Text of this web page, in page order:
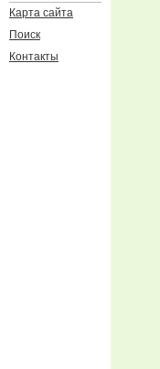
Карта сайта
Поиск
Контакты